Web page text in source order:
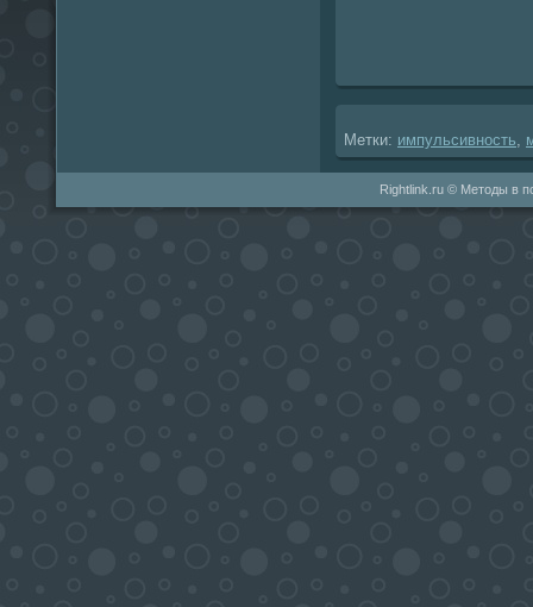
Метки: импульсивность
Rightlink.ru © Методы в